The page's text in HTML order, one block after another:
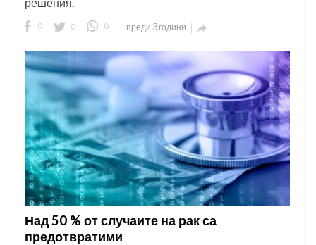
0 0 0 преди 3 години 
Над 50 % от случаите на рак са
предотвратими